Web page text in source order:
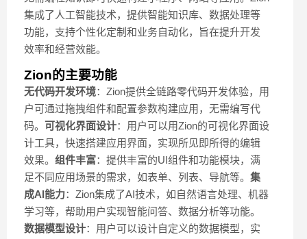
集成了人工智能技术，提供智能知识库、数据处理等
功能，支持个性化定制和业务自动化，旨在提升开发
效率和经营效能。
Zion的主要功能
无代码开发环境：Zion提供全链路零代码开发体验，用
户可通过拖拽组件和配置参数构建应用，无需编写代
码。 可视化界面设计：用户可以用Zion的可视化界面设
计工具，快速搭建应用界面，实现所见即所得的编辑
效果。 组件丰富：提供丰富的UI组件和功能模块，满
足不同应用场景的需求，如表单、列表、导航等。 集
成AI能力：Zion集成了AI技术，如自然语言处理、机器
学习等，帮助用户实现智能问答、数据分析等功能。
数据模型设计：用户可以设计自定义的数据模型，实